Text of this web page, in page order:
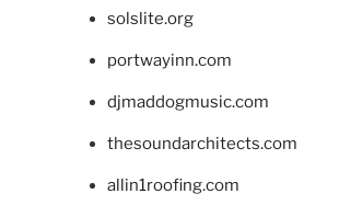
solslite.org
portwayinn.com
djmaddogmusic.com
thesoundarchitects.com
allin1roofing.com